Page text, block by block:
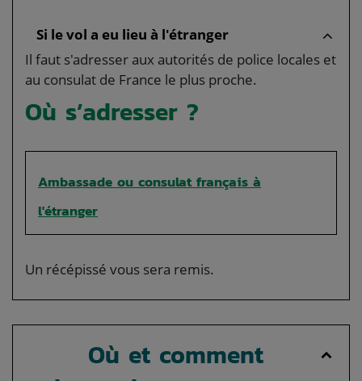
Si le vol a eu lieu à l'étranger
Il faut s'adresser aux autorités de police locales et
au consulat de France le plus proche.
Où s’adresser ?
Ambassade ou consulat français à
l'étranger
Un récépissé vous sera remis.
Où et comment